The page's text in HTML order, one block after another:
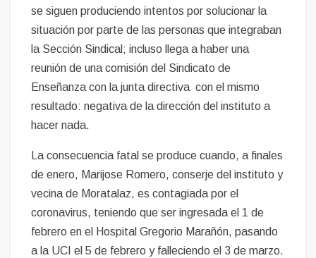
se siguen produciendo intentos por solucionar la
situación por parte de las personas que integraban
la Sección Sindical; incluso llega a haber una
reunión de una comisión del Sindicato de
Enseñanza con la junta directiva con el mismo
resultado: negativa de la dirección del instituto a
hacer nada.
La consecuencia fatal se produce cuando, a finales
de enero, Marijose Romero, conserje del instituto y
vecina de Moratalaz, es contagiada por el
coronavirus, teniendo que ser ingresada el 1 de
febrero en el Hospital Gregorio Marañón, pasando
a la UCI el 5 de febrero y falleciendo el 3 de marzo.